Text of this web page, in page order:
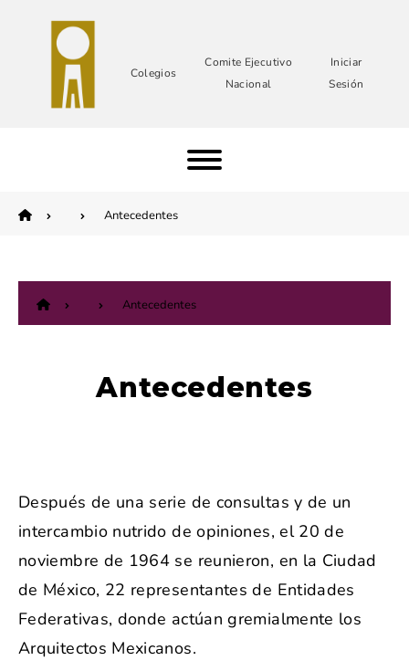
Colegios
Comite Ejecutivo
Nacional
Iniciar
Sesión
Antecedentes
Antecedentes
Antecedentes
Después de una serie de consultas y de un
intercambio nutrido de opiniones, el 20 de
noviembre de 1964 se reunieron, en la Ciudad
de México, 22 representantes de Entidades
Federativas, donde actúan gremialmente los
Arquitectos Mexicanos.